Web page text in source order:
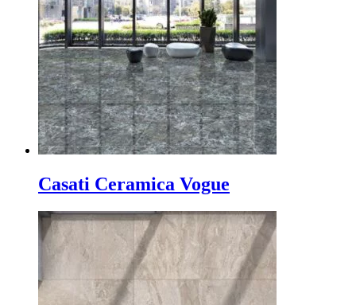
Casati Ceramica Vogue